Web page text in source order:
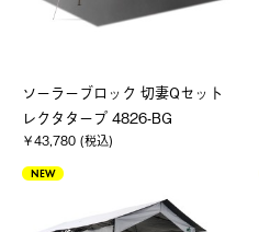
ソーラーブロック 切妻Qセット
レクタタープ 4826-BG
￥43,780 (税込)
NEW